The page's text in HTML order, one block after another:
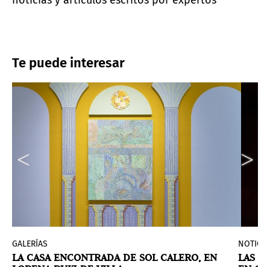
Te puede interesar
GALERÍAS
LA CASA ENCONTRADA DE SOL CALERO, EN
LAS